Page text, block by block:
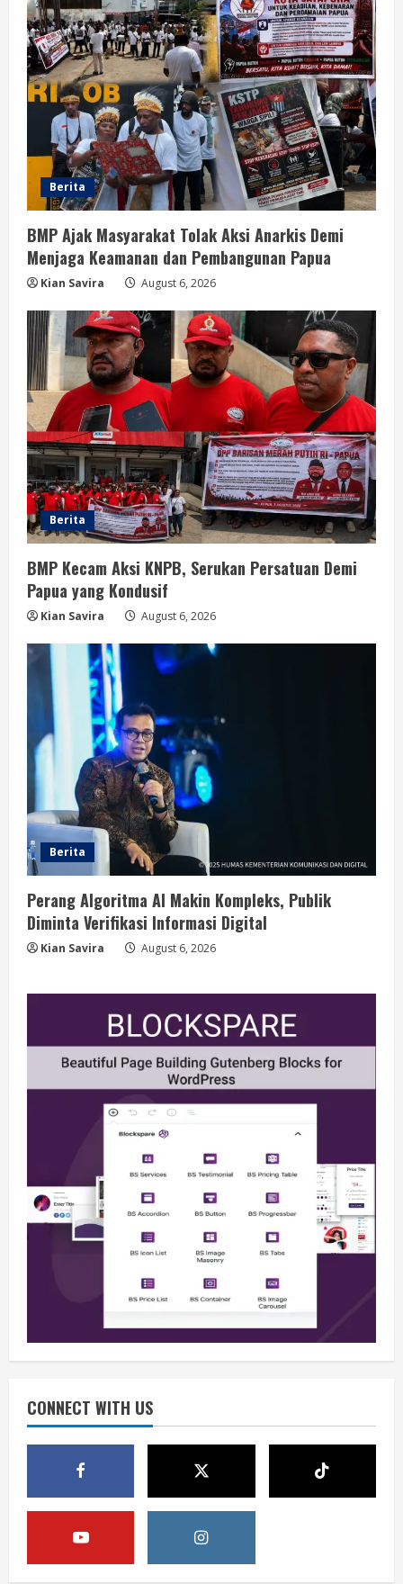
Berita
BMP Ajak Masyarakat Tolak Aksi Anarkis Demi
Menjaga Keamanan dan Pembangunan Papua
Kian Savira August 6, 2026
Berita
BMP Kecam Aksi KNPB, Serukan Persatuan Demi
Papua yang Kondusif
Kian Savira August 6, 2026
Berita
Perang Algoritma AI Makin Kompleks, Publik
Diminta Verifikasi Informasi Digital
Kian Savira August 6, 2026
CONNECT WITH US
Berita
BMP Kecam Aksi KNPB, Serukan
Persatuan Demi Papua yang Kondusif
August 6, 2026
3
Perang Algoritma AI Makin Kompleks,
Digital
August 6, 2026
Pemerintah Perkuat Ekosistem Media
Digital Nasional Hadapi Perang
Algoritma AI
August 6, 2026